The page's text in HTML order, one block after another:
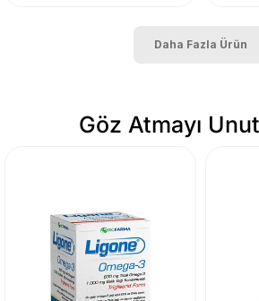
Daha Fazla Ürün
Göz Atmayı